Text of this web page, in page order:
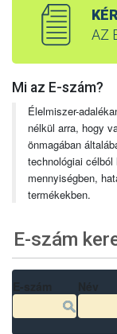
AZ
Mi az E-szám?
Élelmiszer-
nélkül arra, hogy
önmagában
technológiai
mennyiségben,
termékekben.
E-szám